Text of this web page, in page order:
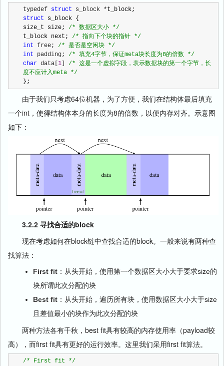
typedef struct s_block *
struct s_block {
size_t size; /* 数据区大小 */
t_block next; /* 指向下个块的指针 */
int free; /* 是否是空闲块 */
int padding; /* 填充4字节，保证meta块长度为8的倍数 */
char data[1] /* 这是一个虚拟字段，表示数据块的第一个字节，长
度不应计入meta */
};
由于我们只考虑64位机器，为了方便，我们在结构体最后填充
一个int，使得结构体本身的长度为8的倍数，以便内存对齐。示意图
如下：
3.2.2 寻找合适的block
现在考虑如何在block链中查找合适的block。一般来说有两种查
找算法：
First fit ：从头开始，使用第一个数据区大小大于要求size的
块所谓此次分配的块
Best fit ：从头开始，遍历所有块，使用数据区大小大于size
且差值最小的块作为此次分配的块
两种方法各有千秋，best fit具有较高的内存使用率（payload较
高），而first fit具有更好的运行效率。这里我们采用first fit算法。
/* First fit */